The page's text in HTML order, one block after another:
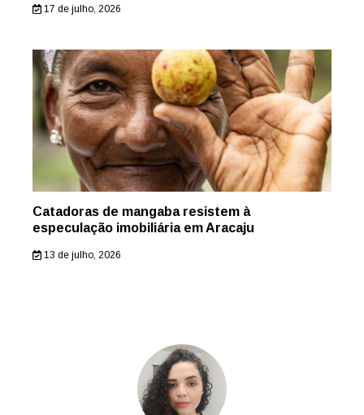
17 de julho, 2026
Catadoras de mangaba resistem à
especulação imobiliária em Aracaju
13 de julho, 2026